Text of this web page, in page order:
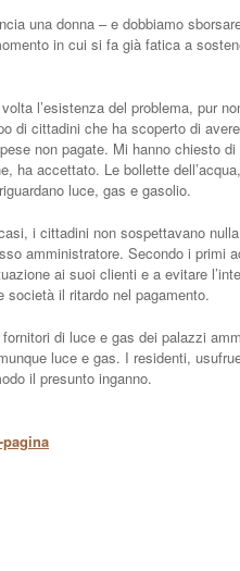
una donna – e dobbiamo
in cui si fa già fatica a
l’esistenza del problema, pur
di cittadini che ha scoperto di
non pagate. Mi hanno chiesto
ha accettato. Le bollette
luce, gas e gasolio.
i cittadini non sospettavano
amministratore. Secondo i primi
ai suoi clienti e a evitare
il ritardo nel pagamento.
di luce e gas dei palazzi
luce e gas. I residenti,
il presunto inganno.